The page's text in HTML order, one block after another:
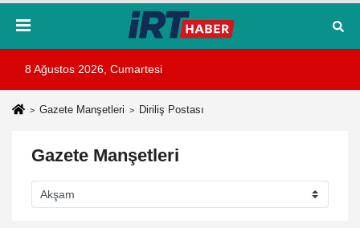
8 Ağustos 2026, Cumartesi
Gazete Manşetleri Diriliş Postası
Gazete Manşetleri